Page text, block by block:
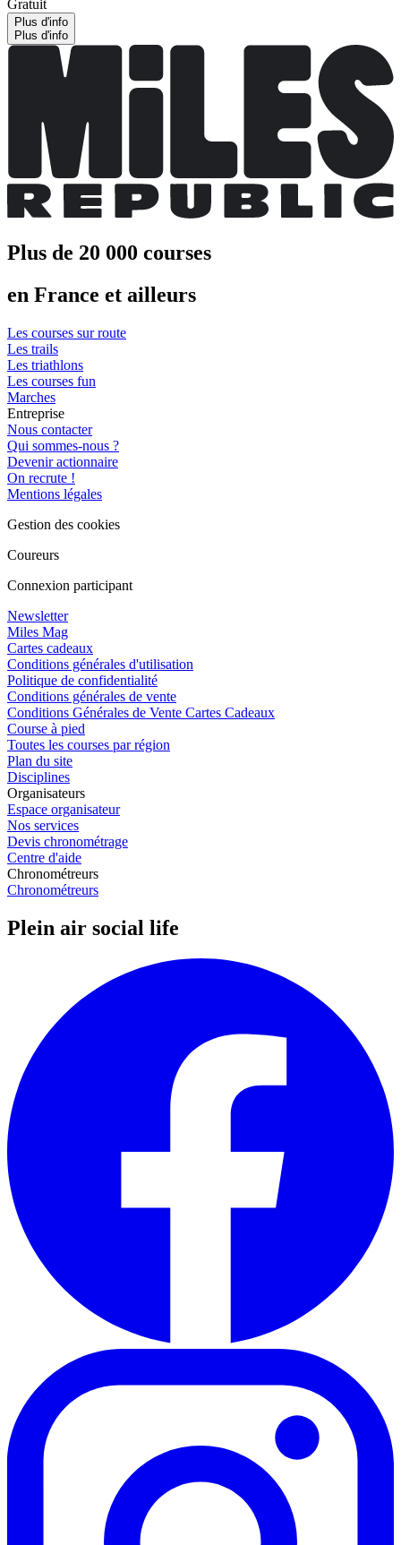
Gratuit
Plus d'info
Plus d'info
Plus de 20 000 courses
en France et ailleurs
Les courses sur route
Les trails
Les triathlons
Les courses fun
Marches
Entreprise
Nous contacter
Qui sommes-nous ?
Devenir actionnaire
On recrute !
Mentions légales
Gestion des cookies
Coureurs
Connexion participant
Newsletter
Miles Mag
Cartes cadeaux
Conditions générales d'utilisation
Politique de confidentialité
Conditions générales de vente
Conditions Générales de Vente Cartes Cadeaux
Course à pied
Toutes les courses par région
Plan du site
Disciplines
Organisateurs
Espace organisateur
Nos services
Devis chronométrage
Centre d'aide
Chronométreurs
Chronométreurs
Plein air social life